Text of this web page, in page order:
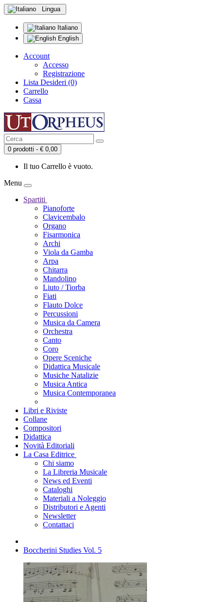
Lingua
Italiano
English
Account
Accesso
Registrazione
Lista Desideri (0)
Carrello
Cassa
0 prodotti - € 0,00
Il tuo Carrello è vuoto.
Menu
Spartiti
Pianoforte
Clavicembalo
Organo
Fisarmonica
Archi
Viola da Gamba
Arpa
Chitarra
Mandolino
Liuto / Tiorba
Fiati
Flauto Dolce
Percussioni
Musica da Camera
Orchestra
Canto
Coro
Opere Sceniche
Didattica Musicale
Musiche Natalizie
Musica Antica
Musica Contemporanea
Libri e Riviste
Collane
Compositori
Didattica
Novità Editoriali
La Casa Editrice
Chi siamo
La Libreria Musicale
News ed Eventi
Cataloghi
Materiali a Noleggio
Distributori e Agenti
Newsletter
Contattaci
Boccherini Studies Vol. 5